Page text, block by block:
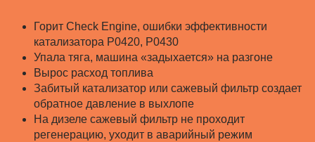
Горит Check Engine, ошибки эффективности
катализатора P0420, P0430
Упала тяга, машина «задыхается» на разгоне
Вырос расход топлива
Забитый катализатор или сажевый фильтр создает
обратное давление в выхлопе
На дизеле сажевый фильтр не проходит
регенерацию, уходит в аварийный режим